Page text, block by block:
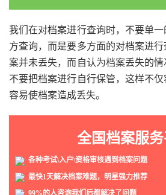
我们在对档案进行查询时，不要单
方查询，而是要多方面的对档案进
案并未丢失，而自认为档案丢失的情
不要把档案进行自行保管，这样不
容易使档案造成丢失。
全国档案服
各种考试\入户\资格审核遇到档案问题
最快1天解决档案难题，明星强力推荐
99%的人咨询我们后都解决了问题